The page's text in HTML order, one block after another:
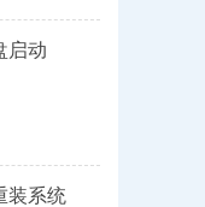
启动
装系统